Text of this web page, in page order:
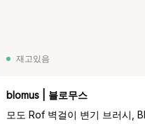
재고있음
blomus | 블로무스